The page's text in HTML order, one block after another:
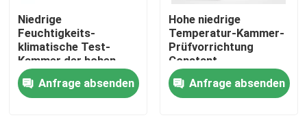
Niedrige
Feuchtigkeits-
klimatische Test-
Kammer der hohen
Temperatur für Labor
Klima-250L
Anfrage absenden
Hohe niedrige
Temperatur-Kammer-
Prüfvorrichtung
Constant
Temperature And
Humidity Climatic-
Kammer-250L
Anfrage absenden